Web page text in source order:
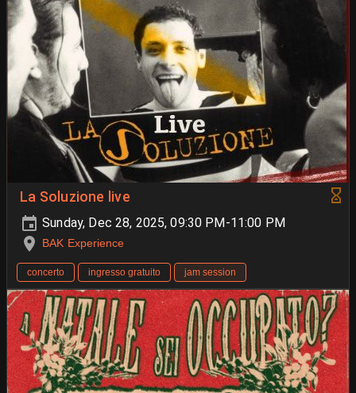
La Soluzione live
Sunday, Dec 28, 2025, 09:30 PM-11:00 PM
BAK Experience
concerto ingresso gratuito jam session